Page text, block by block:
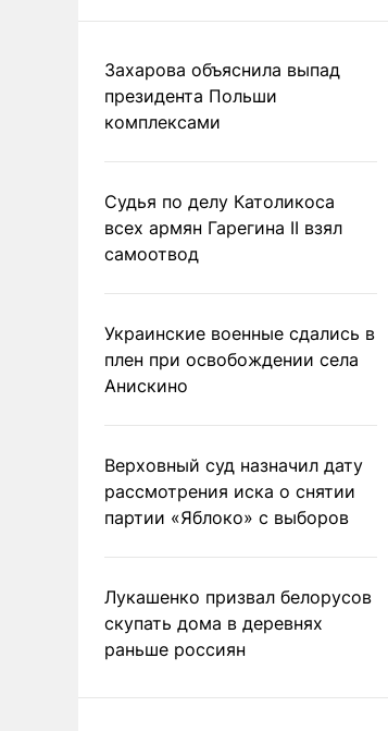
Захарова объяснила выпад
президента Польши
комплексами
Судья по делу Католикоса
всех армян Гарегина II взял
самоотвод
Украинские военные сдались в
плен при освобождении села
Анискино
Верховный суд назначил дату
рассмотрения иска о снятии
партии «Яблоко» с выборов
Лукашенко призвал белорусов
скупать дома в деревнях
раньше россиян